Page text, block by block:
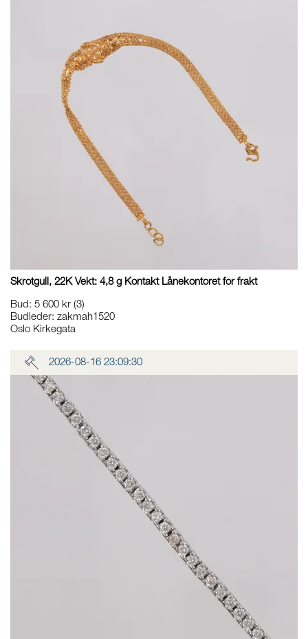
Skrotgull, 22K Vekt: 4,8 g Kontakt Lånekontoret for frakt
Bud: 5 600 kr (3)
Budleder: zakmah1520
Oslo Kirkegata
2026-08-16 23:09:30